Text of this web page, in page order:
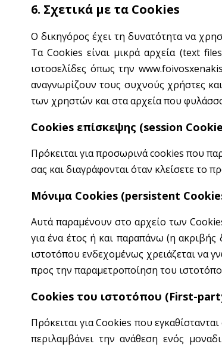
6. Σχετικά με τα Cookies
Ο δικηγόρος έχει τη δυνατότητα να
Τα Cookies είναι μικρά αρχεία (text
ιστοσελίδες όπως την
αναγνωρίζουν τους συχνούς χρήστες
των χρηστών και στα αρχεία που
Cookies επίσκεψης (session
Πρόκειται για προσωρινά cookies που
σας και διαγράφονται όταν κλείσετε το
Μόνιμα Cookies (persistent
Αυτά παραμένουν στο αρχείο των
για ένα έτος ή και παραπάνω (η ακριβής
ιστοτόπου ενδεχομένως χρειάζεται να
προς την παραμετροποίηση του
Cookies του ιστοτόπου (First-
Πρόκειται για Cookies που
περιλαμβάνει την ανάθεση ενός